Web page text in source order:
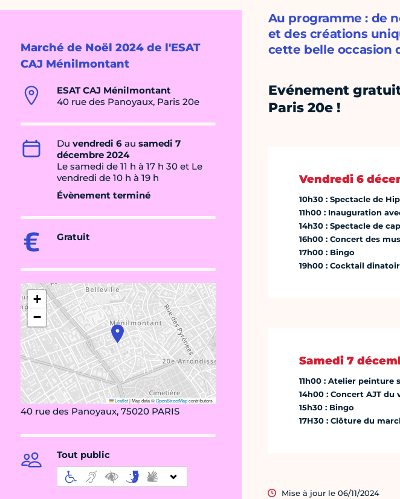
Marché de Noël 2024 de l'ESAT
CAJ Ménilmontant
ESAT CAJ Ménilmontant
40 rue des Panoyaux, Paris 20e
Du vendredi 6 au samedi 7
décembre 2024
Le samedi de 11 h à 17 h 30 et Le
vendredi de 10 h à 19 h
Évènement terminé
Gratuit
+
−
Leaflet|Map data ©OpenStreetMapcontributors
40 rue des Panoyaux, 75020 PARIS
Tout public
Au programme : de
et des créations
cette belle occasion
Evénement
Paris 20e !
Vendredi 6
10h30 : Spectacle de
11h00 : Inauguration
14h30 : Spectacle de
16h00 : Concert des
17h00 : Bingo
19h00 : Cocktail
Samedi 7
11h00 : Atelier peinture
14h00 : Concert AJT du
15h30 : Bingo
17H30 : Clôture du
Mise à jour le 06/11/2024